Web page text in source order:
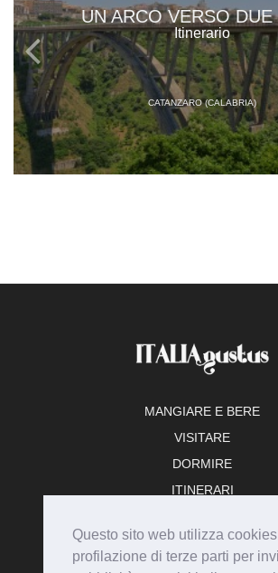
Questo sito web utilizza
profilazione di terze parti per
UN ARCO VERSO DUE
Itinerario
CATANZARO (CALABRIA)
MANGIARE E BERE
VISITARE
DORMIRE
ITINERARI
ADERISCI